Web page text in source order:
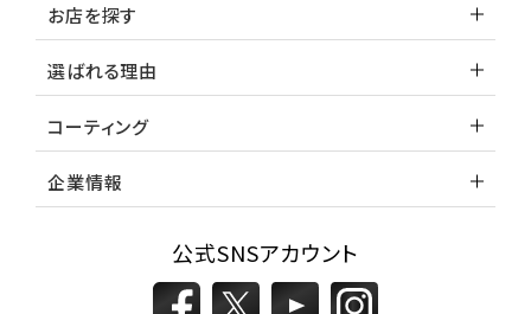
お店を探す
選ばれる理由
コーティング
企業情報
公式SNSアカウント